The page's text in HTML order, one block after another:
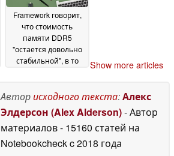
Framework говорит,
что стоимость
памяти DDR5
"остается довольно
стабильной", в то
May 2026
Show more articles
Авторисходного текста:Алекс
Элдерсон (Alex Alderson)- Автор
материалов- 15160 статей на
Notebookcheckc 2018 года